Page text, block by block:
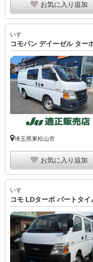
お気に入り追加
いすゞ
コモバン デイーゼル ター
埼玉県東松山市
お気に入り追加
いすゞ
コモ LDターボ パートタ